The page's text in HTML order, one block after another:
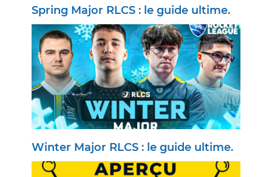
Spring Major RLCS : le guide ultime.
Winter Major RLCS : le guide ultime.